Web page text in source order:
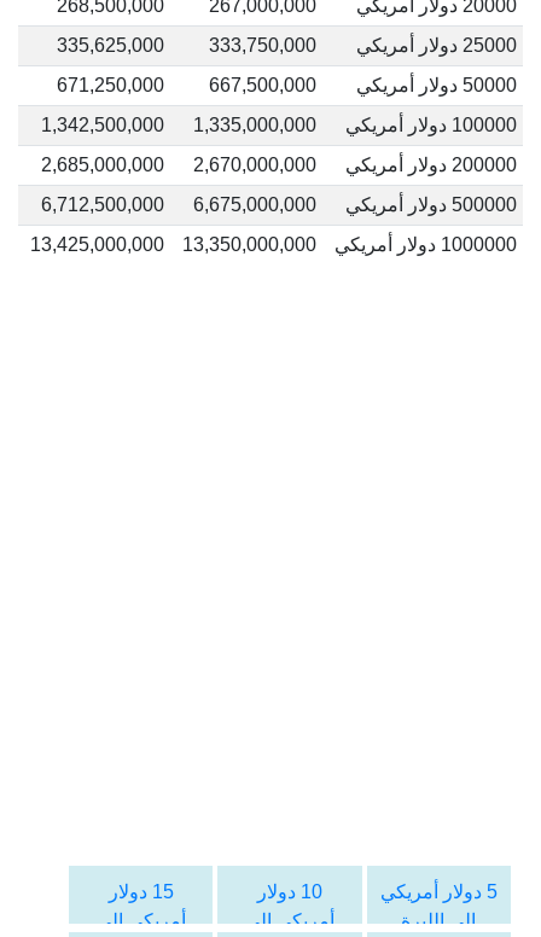
20000 دولار أمريكي 267,000,000
268,500,000
25000 دولار أمريكي
333,750,000
335,625,000
50000 دولار أمريكي
667,500,000
671,250,000
100000 دولار أمريكي
1,335,000,000
1,342,500,000
200000 دولار أمريكي
2,670,000,000
2,685,000,000
500000 دولار أمريكي
6,675,000,000
6,712,500,000
1000000 دولار أمريكي
13,350,000,000
13,425,000,000
5 دولار أمريكي
الى الليرة
10 دولار
أمريكي الى
15 دولار
أمريكي الى